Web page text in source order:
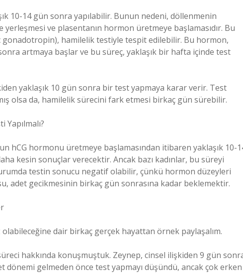
10-14 gün sonra yapılabilir. Bunun nedeni, döllenmenin
ve plasentanın hormon üretmeye başlamasıdır. Bu
hamilelik testiyle tespit edilebilir. Bu hormon,
artmaya başlar ve bu süreç, yaklaşık bir hafta içinde test
yaklaşık 10 gün sonra bir test yapmaya karar verir. Test
olsa da, hamilelik sürecini fark etmesi birkaç gün sürebilir.
hCG hormonu üretmeye başlamasından itibaren yaklaşık 10-
kesin sonuçlar verecektir. Ancak bazı kadınlar, bu süreyi
testin sonucu negatif olabilir, çünkü hormon düzeyleri
adet gecikmesinin birkaç gün sonrasına kadar beklemektir.
dair birkaç gerçek hayattan örnek paylaşalım.
hakkında konuşmuştuk. Zeynep, cinsel ilişkiden 9 gün
dönemi gelmeden önce test yapmayı düşündü, ancak çok erken